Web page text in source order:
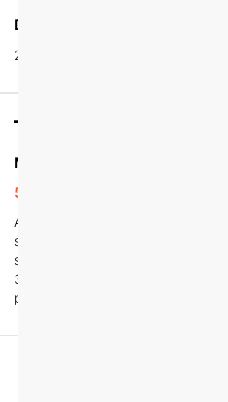
Datum
2 juni
Mängdrabatt
5990 kr
Anmäl fler än 2 personer från
samma organisation
samtidigt så betalar person
3, 4, 5 osv endast 5990 kr
per person.